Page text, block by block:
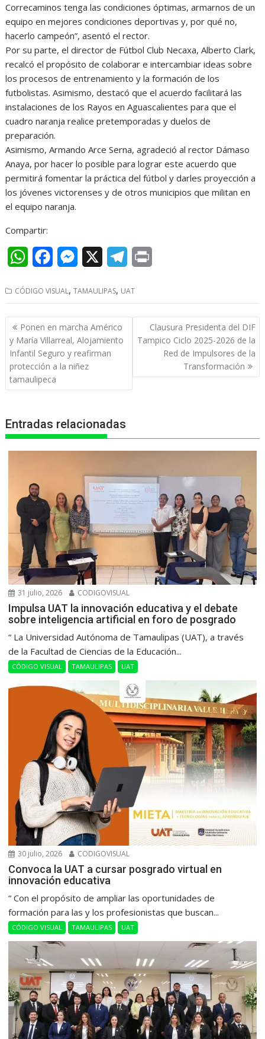
Correcaminos tenga las condiciones óptimas, armarnos de un
equipo en mejores condiciones deportivas y, por qué no,
hacerlo campeón”, asentó el rector.
Por su parte, el director de Fútbol Club Necaxa, Alberto Clark,
recalcó el propósito de colaborar e intercambiar ideas sobre
los procesos de entrenamiento y la formación de los
futbolistas. Asimismo, destacó que el acuerdo facilitará las
instalaciones de los Rayos en Aguascalientes para que el
cuadro naranja realice pretemporadas y duelos de
preparación.
Asimismo, Armando Arce Serna, agradeció al rector Dámaso
Anaya, por hacer lo posible para lograr este acuerdo que
permitirá fomentar la práctica del fútbol y darles proyección a
los jóvenes victorenses y de otros municipios que militan en
el equipo naranja.
Compartir:
W
a
t
s
A
p
c
e
b
o
o
M
s
s
e
n
l
e
a
n
t
CÓDIGO VISUAL,TAMAULIPAS, UAT
Navegación
de
entradas
Ponen en marcha Américo
y María Villarreal, Alojamiento
Infantil Seguro y reafirman
protección a la niñez
tamaulipeca
Clausura Presidenta del DIF
Tampico Ciclo 2025-2026 de la
Red de Impulsores de la
Transformación
Entradas relacionadas
31 julio, 2026 CODIGOVISUAL
Impulsa UAT la innovación educativa y el debate
sobre inteligencia artificial en foro de posgrado
“ La Universidad Autónoma de Tamaulipas (UAT), a través
de la Facultad de Ciencias de la Educación...
CÓDIGO VISUAL TAMAULIPAS UAT
30 julio, 2026 CODIGOVISUAL
Convoca la UAT a cursar posgrado virtual en
innovación educativa
“ Con el propósito de ampliar las oportunidades de
formación para las y los profesionistas que buscan...
CÓDIGO VISUAL TAMAULIPAS UAT